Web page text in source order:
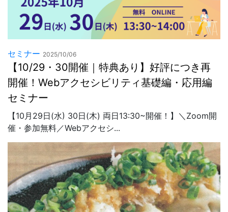
セミナー 2025/10/06
【10/29・30開催｜特典あり】好評につき再
開催！Webアクセシビリティ基礎編・応用編
セミナー
【10月29日(水) 30日(木) 両日13:30~開催！】＼Zoom開
催・参加無料／Webアクセシ...